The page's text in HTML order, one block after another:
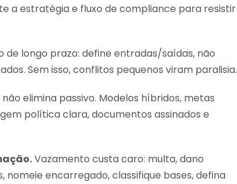
a estratégia e fluxo de compliance para resistir
de longo prazo: define entradas/saídas, não
Sem isso, conflitos pequenos viram paralisia.
elimina passivo. Modelos híbridos, metas
política clara, documentos assinados e
Vazamento custa caro: multa, dano
encarregado, classifique bases, defina